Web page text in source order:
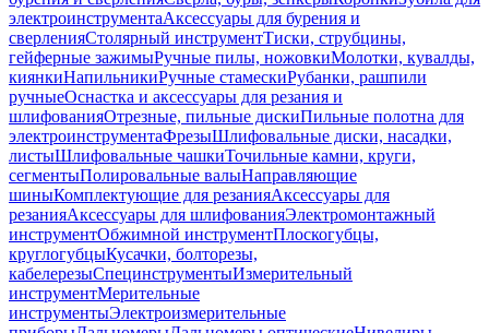
электроинструментаАксессуары для бурения и
сверленияСтолярный инструментТиски, струбцины,
гейферные зажимыРучные пилы, ножовкиМолотки, кувалды,
киянкиНапильникиРучные стамескиРубанки, рашпили
ручныеОснастка и аксессуары для резания и
шлифованияОтрезные, пильные дискиПильные полотна для
электроинструментаФрезыШлифовальные диски, насадки,
листыШлифовальные чашкиТочильные камни, круги,
сегментыПолировальные валыНаправляющие
шиныКомплектующие для резанияАксессуары для
резанияАксессуары для шлифованияЭлектромонтажный
инструментОбжимной инструментПлоскогубцы,
круглогубцыКусачки, болторезы,
кабелерезыСпецинструментыИзмерительный
инструментМерительные
инструментыЭлектроизмерительные